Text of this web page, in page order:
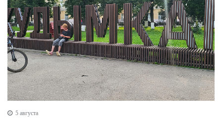
5 августа